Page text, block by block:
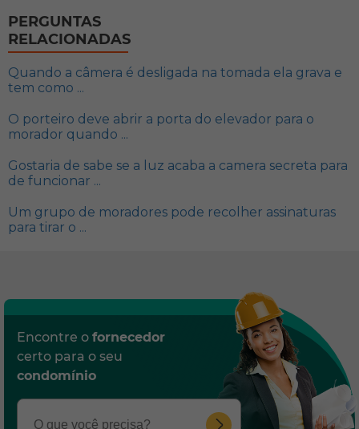
PERGUNTAS
RELACIONADAS
Quando a câmera é desligada na tomada ela grava e
tem como ...
O porteiro deve abrir a porta do elevador para o
morador quando ...
Gostaria de sabe se a luz acaba a camera secreta para
de funcionar ...
Um grupo de moradores pode recolher assinaturas
para tirar o ...
Encontre o fornecedor
certo para o seu
condomínio